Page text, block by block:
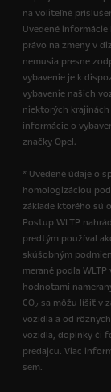
na voliteľné
Uvedené
právo na zmeny v
nemusia presne
vybavenie je k
vybavenie našich
niektorých
informácie o
značky Opel.
* Uvedené údaje o
homologizáciou
základe ktorého sú
Postup WLTP
predtým používal
skúšobným
merané podľa
hodnotami
CO2 sa môžu líšiť v
vozidla a od
vozidla, doplnky či
predajcu. Viac
sem.